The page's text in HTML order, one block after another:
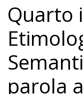
Quarto
parola